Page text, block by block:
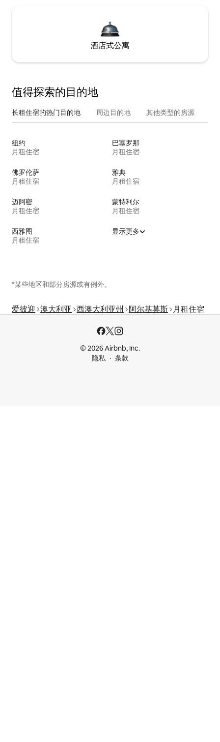
酒店式公寓
值得探索的目的地
长租住宿的热门目的地 周边目的地 其他类型的房源
纽约
月租住宿
巴塞罗那
月租住宿
佛罗伦萨
月租住宿
雅典
月租住宿
迈阿密
月租住宿
蒙特利尔
月租住宿
西雅图
月租住宿
显示更多
*某些地区和部分房源或有例外。
爱彼迎 澳大利亚 西澳大利亚州 阿尔基莫斯 月租住宿
© 2026 Airbnb, Inc.
隐私
条款